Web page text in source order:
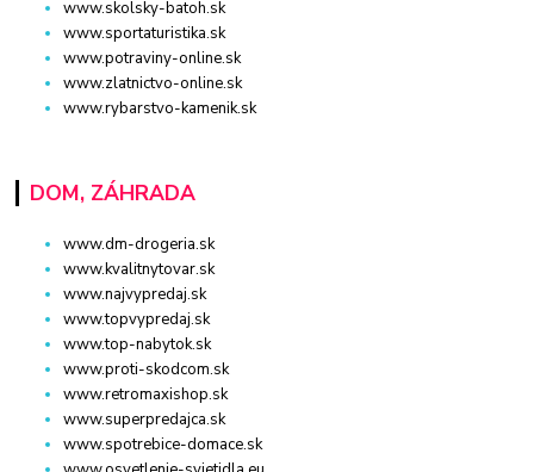
www.skolsky-batoh.sk
www.sportaturistika.sk
www.potraviny-online.sk
www.zlatnictvo-online.sk
www.rybarstvo-kamenik.sk
DOM, ZÁHRADA
www.dm-drogeria.sk
www.kvalitnytovar.sk
www.najvypredaj.sk
www.topvypredaj.sk
www.top-nabytok.sk
www.proti-skodcom.sk
www.retromaxishop.sk
www.superpredajca.sk
www.spotrebice-domace.sk